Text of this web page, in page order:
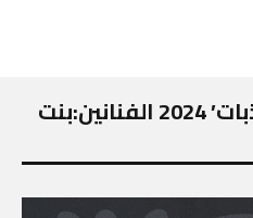
ضيوف غلاف عدد ‘الذبذبات’ 2024 الفنانين:بنت